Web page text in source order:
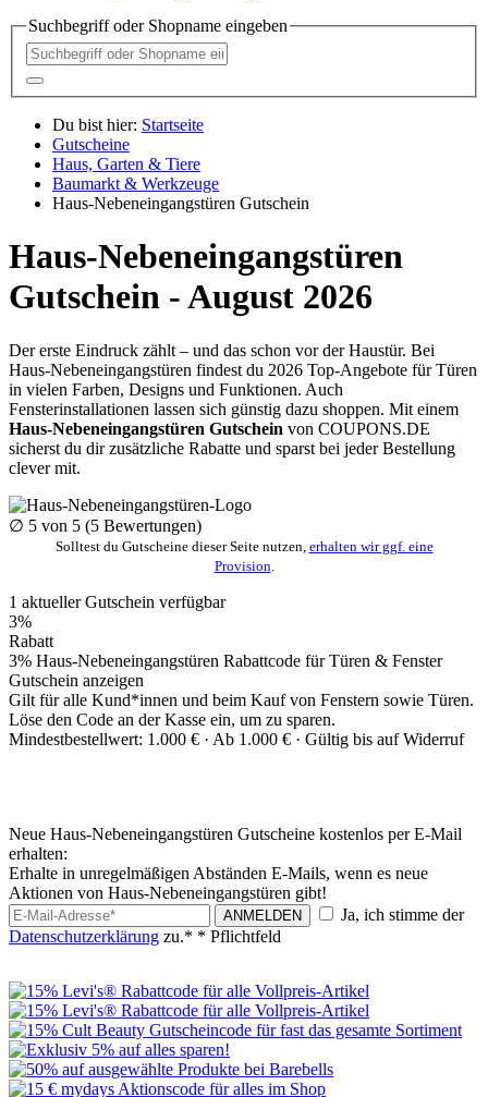
Suchbegriff oder Shopname eingeben
Du bist hier: Startseite
Gutscheine
Haus, Garten & Tiere
Baumarkt & Werkzeuge
Haus-Nebeneingangstüren Gutschein
Haus-Nebeneingangstüren
Gutschein - August 2026
Der erste Eindruck zählt – und das schon vor der Haustür. Bei
Haus‑Nebeneingangstüren findest du 2026 Top‑Angebote für Türen
in vielen Farben, Designs und Funktionen. Auch
Fensterinstallationen lassen sich günstig dazu shoppen. Mit einem
Haus‑Nebeneingangstüren Gutschein von COUPONS.DE
sicherst du dir zusätzliche Rabatte und sparst bei jeder Bestellung
clever mit.
∅ 5 von 5 (5 Bewertungen)
Solltest du Gutscheine dieser Seite nutzen, erhalten wir ggf. eine
Provision
1 aktuellerGutschein verfügbar
3%
Rabatt
3% Haus-Nebeneingangstüren Rabattcode für Türen & Fenster
Gutschein anzeigen
Gilt für alle Kund*innen und beim Kauf von Fenstern sowie Türen.
Löse den Code an der Kasse ein, um zu sparen.
Mindestbestellwert: 1.000 € · Ab 1.000 € · Gültig bis auf Widerruf
Neue Haus-Nebeneingangstüren Gutscheine kostenlos per E-Mail
erhalten:
Erhalte in unregelmäßigen Abständen E-Mails, wenn es neue
Aktionen von Haus-Nebeneingangstüren gibt!
ANMELDEN
Ja, ich stimme der
Datenschutzerklärung zu.* * Pflichtfeld